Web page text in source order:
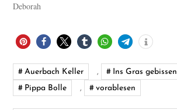
Deborah
Auerbach Keller , Ins Gras gebissen
Pippa Bolle
, vorablesen